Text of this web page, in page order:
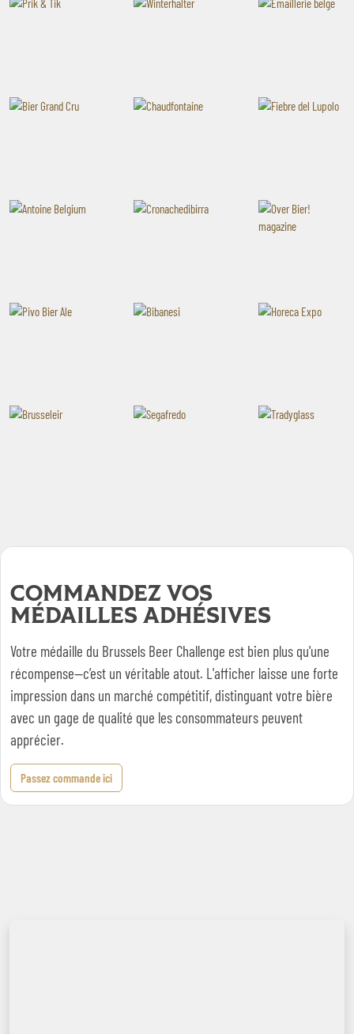
COMMANDEZ VOS
MÉDAILLES ADHÉSIVES
Votre médaille du Brussels Beer Challenge est bien plus qu'une
récompense—c’est un véritable atout. L'afficher laisse une forte
impression dans un marché compétitif, distinguant votre bière
avec un gage de qualité que les consommateurs peuvent
apprécier.
Passez commande ici